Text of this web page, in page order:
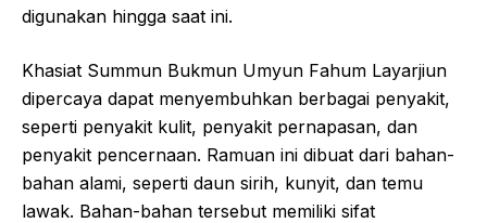
digunakan hingga saat ini.
Khasiat Summun Bukmun Umyun Fahum Layarjiun
dipercaya dapat menyembuhkan berbagai penyakit,
seperti penyakit kulit, penyakit pernapasan, dan
penyakit pencernaan. Ramuan ini dibuat dari bahan-
bahan alami, seperti daun sirih, kunyit, dan temu
lawak. Bahan-bahan tersebut memiliki sifat